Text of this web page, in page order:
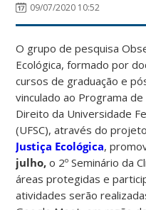
09/07/2020 10:52
O grupo de pesquisa
Ecológica, formado por
cursos de graduação e
vinculado ao Programa
Direito da Universidade
(UFSC), através do
Justiça Ecológica,
julho, o 2º Seminário da
áreas protegidas e
atividades serão